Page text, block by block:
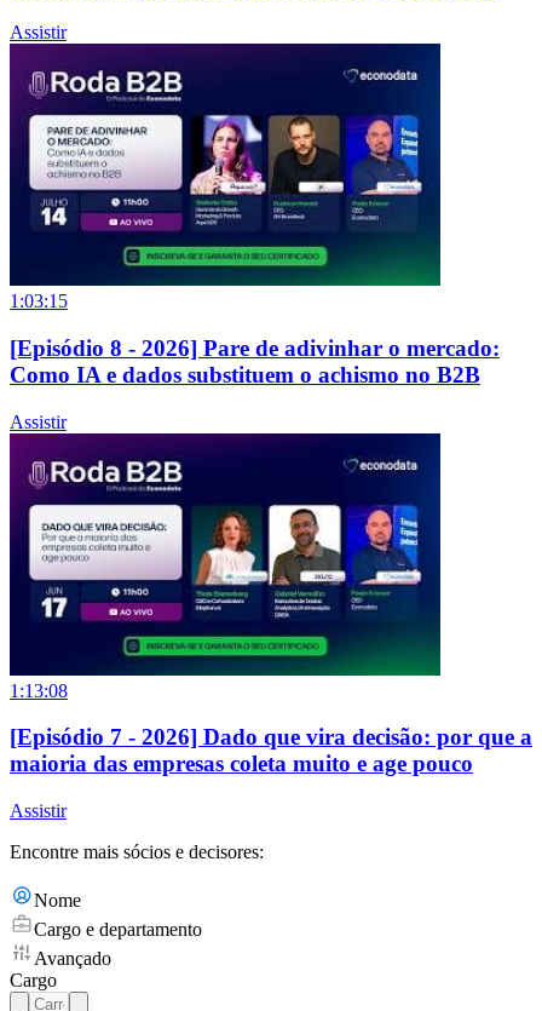
Assistir
1:03:15
[Episódio 8 - 2026] Pare de adivinhar o mercado:
Como IA e dados substituem o achismo no B2B
Assistir
1:13:08
[Episódio 7 - 2026] Dado que vira decisão: por que a
maioria das empresas coleta muito e age pouco
Assistir
Encontre mais sócios e decisores:
Nome
Cargo e departamento
Avançado
Cargo